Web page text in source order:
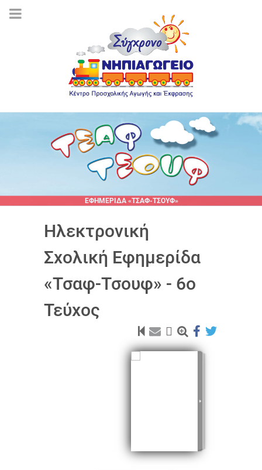
ΕΦΗΜΕΡΙΔΑ «ΤΣΑΦ-ΤΣΟΥΦ»
Ηλεκτρονική
Σχολική Εφημερίδα
«Τσαφ-Τσουφ» - 6ο
Τεύχος